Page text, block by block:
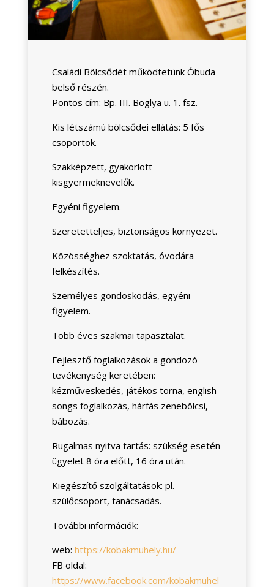
Családi Bölcsődét működtetünk Óbuda
belső részén.
Pontos cím: Bp. III. Boglya u. 1. fsz.
Kis létszámú bölcsődei ellátás: 5 fős
csoportok.
Szakképzett, gyakorlott
kisgyermeknevelők.
Egyéni figyelem.
Szeretetteljes, biztonságos környezet.
Közösséghez szoktatás, óvodára
felkészítés.
Személyes gondoskodás, egyéni
figyelem.
Több éves szakmai tapasztalat.
Fejlesztő foglalkozások a gondozó
tevékenység keretében:
kézműveskedés, játékos torna, english
songs foglalkozás, hárfás zenebölcsi,
bábozás.
Rugalmas nyitva tartás: szükség esetén
ügyelet 8 óra előtt, 16 óra után.
Kiegészítő szolgáltatások: pl.
szülőcsoport, tanácsadás.
További információk:
web: https://kobakmuhely.hu/
FB oldal:
https://www.facebook.com/kobakmuhel